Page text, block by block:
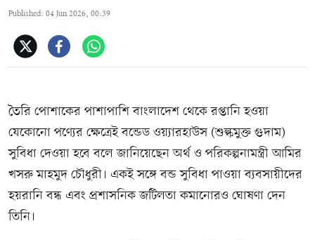
Published: 04 Jun 2026, 00:39
তৈরি পোশাকের পাশাপাশি বাংলাদেশ থেকে রপ্তানি হওয়া
যেকোনো পণ্যের ক্ষেত্রেই বন্ডেড ওয়্যারহাউস (শুল্কমুক্ত গুদাম)
সুবিধা দেওয়া হবে বলে জানিয়েছেন অর্থ ও পরিকল্পনামন্ত্রী আমির
খসরু মাহমুদ চৌধুরী। একই সঙ্গে বন্ড সুবিধা পাওয়া ব্যবসায়ীদের
হয়রানি বন্ধ এবং প্রশাসনিক জটিলতা কমানোরও ঘোষণা দেন
তিনি।